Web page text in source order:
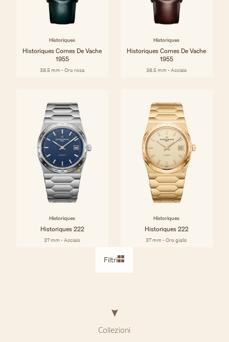
Filtri
Historiques
Historiques Cornes De Vache
1955
38.5 mm - Oro rosa
Historiques
Historiques Cornes De Vache
1955
38.5 mm - Acciaio
Historiques
Historiques 222
37 mm - Acciaio
Historiques
Historiques 222
37 mm - Oro giallo
Collezioni